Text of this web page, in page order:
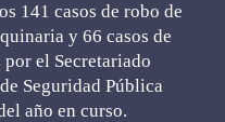
141 casos de robo de
y 66 casos de
el Secretariado
Seguridad Pública
año en curso.